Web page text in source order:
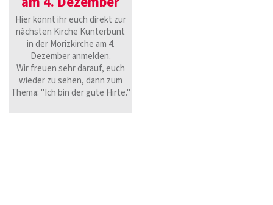
Hier könnt ihr euch direkt zur
nächsten Kirche Kunterbunt
in der Morizkirche am 4.
Dezember anmelden.
Wir freuen sehr darauf, euch
wieder zu sehen, dann zum
Thema: "Ich bin der gute Hirte."